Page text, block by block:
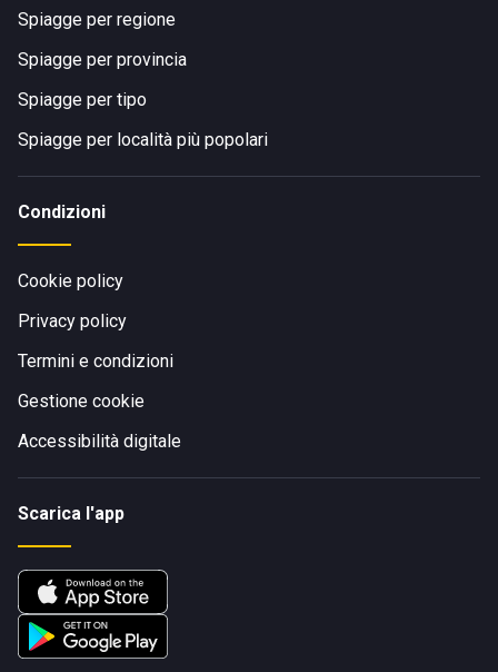
Spiagge per regione
Spiagge per provincia
Spiagge per tipo
Spiagge per località più popolari
Condizioni
Cookie policy
Privacy policy
Termini e condizioni
Gestione cookie
Accessibilità digitale
Scarica l'app